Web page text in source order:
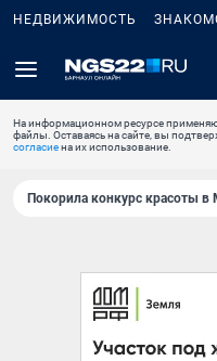
НЕДВИЖИМОСТЬ
На информационном ресурсе
файлы. Оставаясь на сайте, вы
согласиена их использование.
Покорила конкурс красоты в